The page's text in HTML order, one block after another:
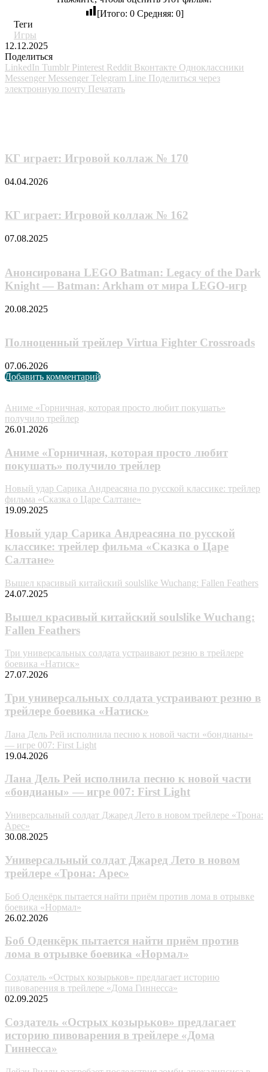
[Итого: 0Средняя: 0]
Теги
Игры
12.12.2025
Поделиться
LinkedIn Tumblr Pinterest Reddit Вконтакте Одноклассники
Messenger Messenger Telegram Line Поделиться через
электронную почту Печатать
КГ играет: Игровой коллаж № 170
04.04.2026
КГ играет: Игровой коллаж № 162
07.08.2025
Анонсирована LEGO Batman: Legacy of the Dark
Knight — Batman: Arkham от мира LEGO-игр
20.08.2025
Полноценный трейлер Virtua Fighter Crossroads
07.06.2026
Добавить комментарий
Аниме «Горничная, которая просто любит покушать»
получило трейлер
26.01.2026
Аниме «Горничная, которая просто любит
покушать» получило трейлер
Новый удар Сарика Андреасяна по русской классике: трейлер
фильма «Сказка о Царе Салтане»
19.09.2025
Новый удар Сарика Андреасяна по русской
классике: трейлер фильма «Сказка о Царе
Салтане»
Вышел красивый китайский soulslike Wuchang: Fallen Feathers
24.07.2025
Вышел красивый китайский soulslike Wuchang:
Fallen Feathers
Три универсальных солдата устраивают резню в трейлере
боевика «Натиск»
27.07.2026
Три универсальных солдата устраивают резню в
трейлере боевика «Натиск»
Лана Дель Рей исполнила песню к новой части «бондианы»
— игре 007: First Light
19.04.2026
Лана Дель Рей исполнила песню к новой части
«бондианы» — игре 007: First Light
Универсальный солдат Джаред Лето в новом трейлере «Трона:
Арес»
30.08.2025
Универсальный солдат Джаред Лето в новом
трейлере «Трона: Арес»
Боб Оденкёрк пытается найти приём против лома в отрывке
боевика «Нормал»
26.02.2026
Боб Оденкёрк пытается найти приём против
лома в отрывке боевика «Нормал»
Создатель «Острых козырьков» предлагает историю
пивоварения в трейлере «Дома Гиннесса»
02.09.2025
Создатель «Острых козырьков» предлагает
историю пивоварения в трейлере «Дома
Гиннесса»